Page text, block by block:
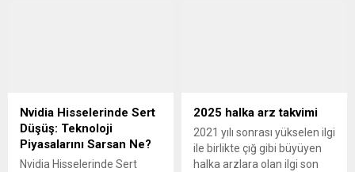
ila 30,75 Hong Kong doları
(3,57 ila 3,95 ABD doları)
fiyattan satılması
planlanıyor....
A.Ş. hisse haberleri Buna
değerlendirmesi şu şekilde;
“Doğuş Otomotiv (DOAS)...
Nvidia Hisselerinde Sert
Düşüş: Teknoloji
Piyasalarını Sarsan Ne?
Nvidia Hisselerinde Sert
2025 halka arz takvimi
2021 yılı sonrası yükselen ilgi
ile birlikte çığ gibi büyüyen
halka arzlara olan ilgi son